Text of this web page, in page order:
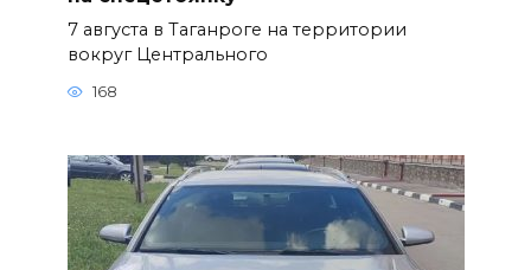
7 августа в Таганроге на территории
вокруг Центрального
168